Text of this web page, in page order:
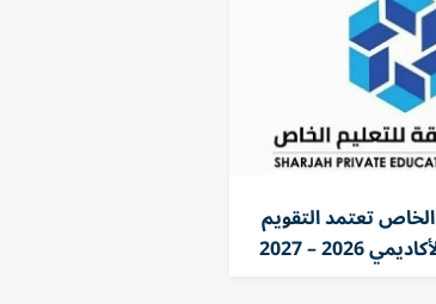
تعتمد التقويم
– 2027